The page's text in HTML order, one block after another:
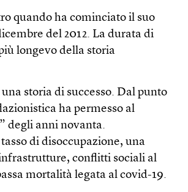
quando ha cominciato il suo
del 2012. La durata di
longevo della storia
storia di successo. Dal punto
ha permesso al
degli anni novanta.
di disoccupazione, una
conflitti sociali al
mortalità legata al covid-19.